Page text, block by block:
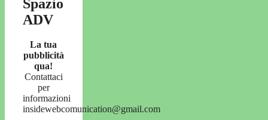
Spazio
ADV
La tua
pubblicità
qua!
Contattaci
per
informazioni
insidewebcomunication@gmail.com